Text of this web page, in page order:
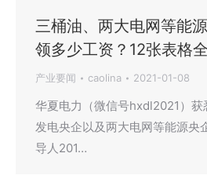
三桶油、两大电网等能
领多少工资？12张表格
产业要闻 caolina 2021-01-08
华夏电力（微信号hxdl2021）获
发电央企以及两大电网等能源央
导人201…